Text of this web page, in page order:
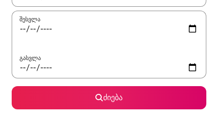
შესვლა
გასვლა
ძიება